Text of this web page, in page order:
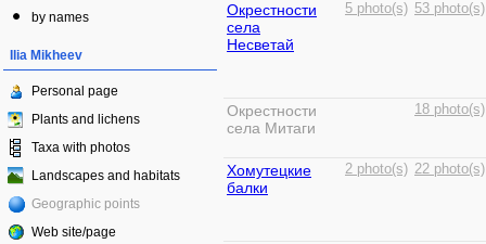
by names
Ilia Mikheev
Personal page
Plants and lichens
Taxa with photos
Landscapes and habitats
Geographic points
Web site/page
Окрестности
села
Несветай
5 photo(s) 53 photo(s)
Окрестности
села Митаги
18 photo(s)
Хомутецкие
балки
2 photo(s) 22 photo(s)